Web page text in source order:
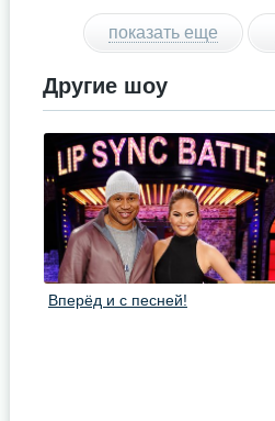
показать еще
Другие шоу
Вперёд и с песней!